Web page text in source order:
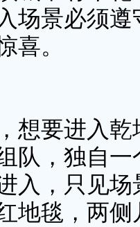
场景必须
喜。
要进入乾
队，独自
入，只见
地毯，两